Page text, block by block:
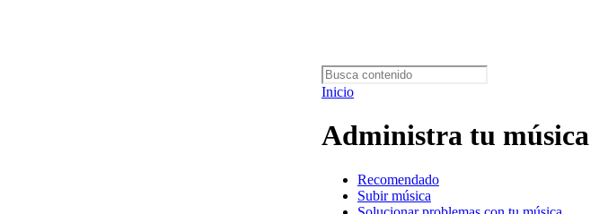
Inicio
Administra tu música
Recomendado
Subir música